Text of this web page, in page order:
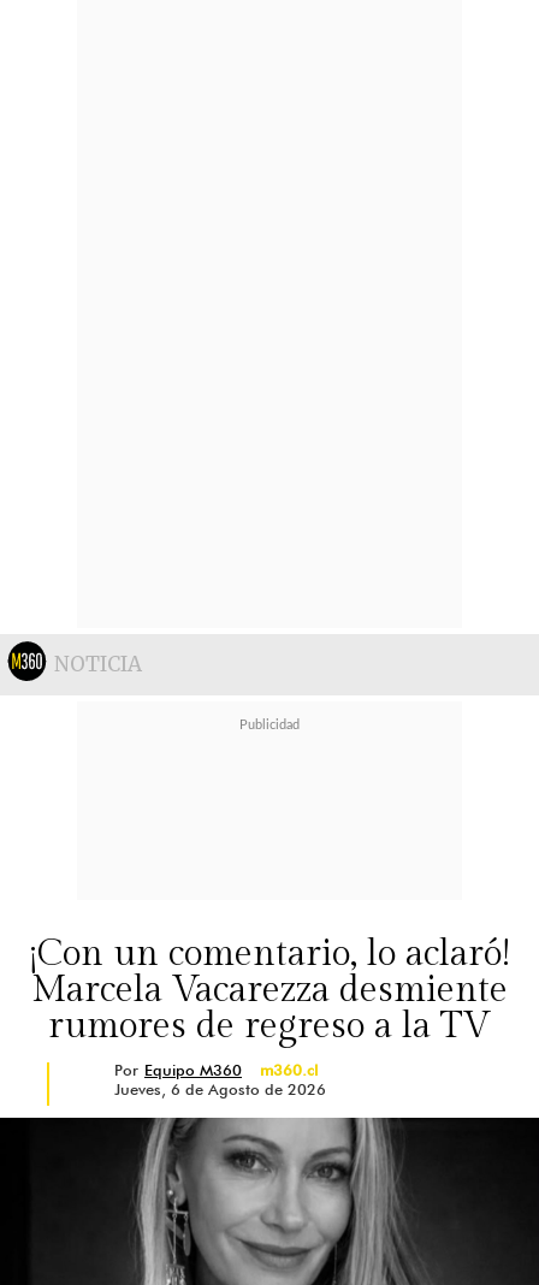
NOTICIA
¡Con un comentario, lo aclaró!
Marcela Vacarezza desmiente
rumores de regreso a la TV
Por Equipo M360
m360.cl
Jueves, 6 de Agosto de 2026